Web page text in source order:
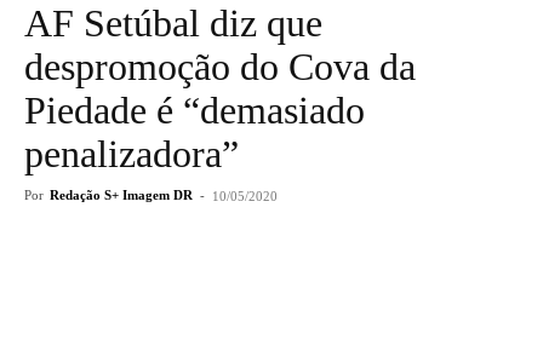
AF Setúbal diz que
despromoção do Cova da
Piedade é “demasiado
penalizadora”
Por Redação S+ Imagem DR - 10/05/2020